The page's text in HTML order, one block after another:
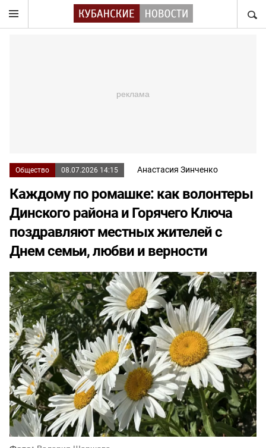
Общество 08.07.2026 14:15 Анастасия Зинченко
Каждому по ромашке: как волонтеры
Динского района и Горячего Ключа
поздравляют местных жителей с
Днем семьи, любви и верности